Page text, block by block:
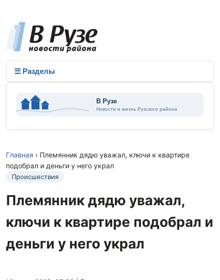
☰ Разделы
Главная › Племянник дядю уважал, ключи к квартире
подобрал и деньги у него украл
Происшествия
Племянник дядю уважал,
ключи к квартире подобрал и
деньги у него украл